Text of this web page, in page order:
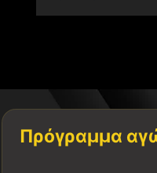
Πρόγραμμα